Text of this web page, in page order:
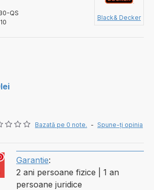
Bazată pe 0 note. - Spune-ţi opinia
QS
Black& Decker
Garantie:
2 ani persoane fizice | 1 an
persoane juridice